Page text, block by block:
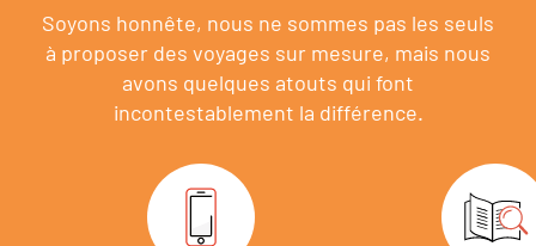
Soyons honnête, nous ne sommes pas les seuls
à proposer des voyages sur mesure, mais nous
avons quelques atouts qui font
incontestablement la différence.